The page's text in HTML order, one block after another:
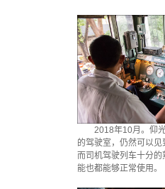
2018年10月。仰
的驾驶室，仍然可以
而司机驾驶列车十分
能也都能够正常使用。